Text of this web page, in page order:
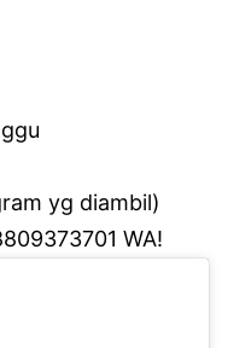
yg diambil)
WA!